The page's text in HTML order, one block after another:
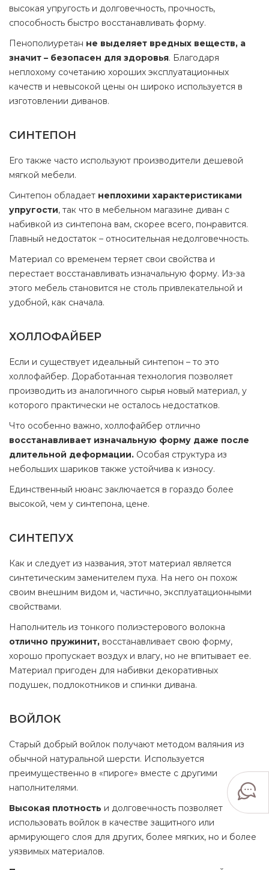
высокая упругость и долговечность, прочность,
способность быстро восстанавливать форму.
Пенополиуретан не выделяет вредных веществ, а
значит – безопасен для здоровья. Благодаря
неплохому сочетанию хороших эксплуатационных
качеств и невысокой цены он широко используется в
изготовлении диванов.
СИНТЕПОН
Его также часто используют производители дешевой
мягкой мебели.
Синтепон обладает неплохими характеристиками
упругости, так что в мебельном магазине диван с
набивкой из синтепона вам, скорее всего, понравится.
Главный недостаток – относительная недолговечность.
Материал со временем теряет свои свойства и
перестает восстанавливать изначальную форму. Из-за
этого мебель становится не столь привлекательной и
удобной, как сначала.
ХОЛЛОФАЙБЕР
Если и существует идеальный синтепон – то это
холлофайбер. Доработанная технология позволяет
производить из аналогичного сырья новый материал, у
которого практически не осталось недостатков.
Что особенно важно, холлофайбер отлично
восстанавливает изначальную форму даже после
длительной деформации. Особая структура из
небольших шариков также устойчива к износу.
Единственный нюанс заключается в гораздо более
высокой, чем у синтепона, цене.
СИНТЕПУХ
Как и следует из названия, этот материал является
синтетическим заменителем пуха. На него он похож
своим внешним видом и, частично, эксплуатационными
свойствами.
Наполнитель из тонкого полиэстерового волокна
отлично пружинит, восстанавливает свою форму,
хорошо пропускает воздух и влагу, но не впитывает ее.
Материал пригоден для набивки декоративных
подушек, подлокотников и спинки дивана.
ВОЙЛОК
Старый добрый войлок получают методом валяния из
обычной натуральной шерсти. Используется
преимущественно в «пироге» вместе с другими
наполнителями.
Высокая плотность и долговечность позволяет
использовать войлок в качестве защитного или
армирующего слоя для других, более мягких, но и более
уязвимых материалов.